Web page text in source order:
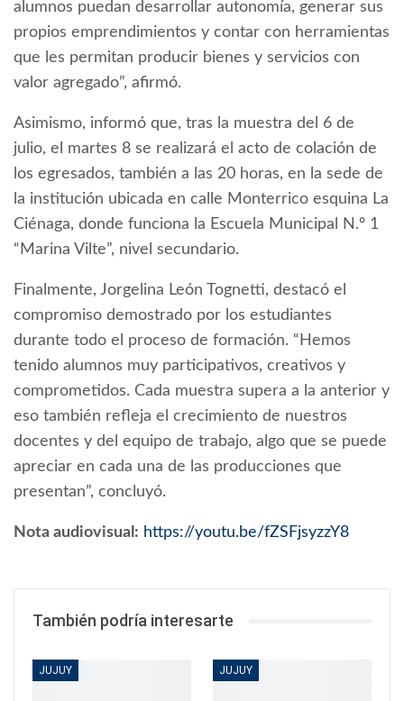
alumnos puedan desarrollar autonomía, generar sus
propios emprendimientos y contar con herramientas
que les permitan producir bienes y servicios con
valor agregado”, afirmó.
Asimismo, informó que, tras la muestra del 6 de
julio, el martes 8 se realizará el acto de colación de
los egresados, también a las 20 horas, en la sede de
la institución ubicada en calle Monterrico esquina La
Ciénaga, donde funciona la Escuela Municipal N.º 1
“Marina Vilte”, nivel secundario.
Finalmente, Jorgelina León Tognetti, destacó el
compromiso demostrado por los estudiantes
durante todo el proceso de formación. “Hemos
tenido alumnos muy participativos, creativos y
comprometidos. Cada muestra supera a la anterior y
eso también refleja el crecimiento de nuestros
docentes y del equipo de trabajo, algo que se puede
apreciar en cada una de las producciones que
presentan”, concluyó.
Nota audiovisual: https://youtu.be/fZSFjsyzzY8
También podría interesarte
JUJUY JUJUY